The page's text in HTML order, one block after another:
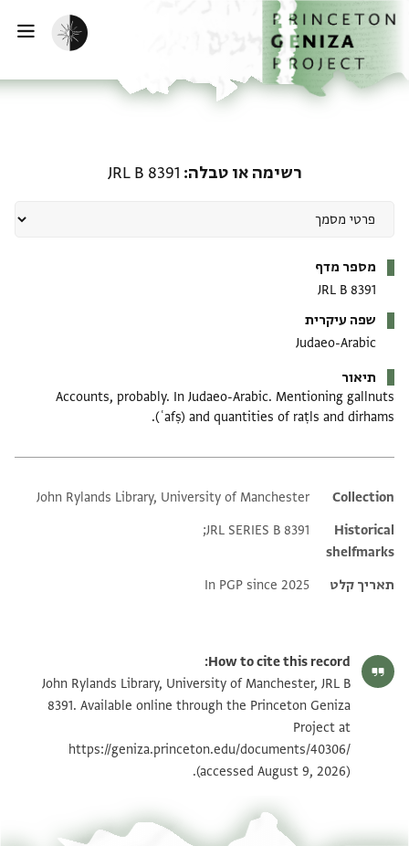
דילוג לתוכן
דף הבית
הפעלת מצב כהה
רשימה או טבלה JRL B 8391
מספר מדף
JRL B 8391
שפה עיקרית
Judaeo-Arabic
תיאור
Accounts, probably. In Judaeo-Arabic. Mentioning gallnuts
(ʿafṣ) and quantities of raṭls and dirhams.
Additional metadata
Collection
John Rylands Library, University of Manchester
Historical
shelfmarks
JRL SERIES B 8391;
תאריך קלט In PGP since 2025
How to cite this record:
John Rylands Library, University of Manchester, JRL B
8391. Available online through the Princeton Geniza
Project at
https://geniza.princeton.edu/documents/40306/
(accessed August 9, 2026).